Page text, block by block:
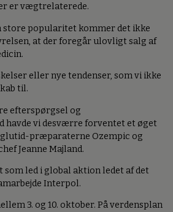
er vægtrelaterede.
store popularitet kommer det ikke
at der foregår ulovligt salg af
eller nye tendenser, som vi ikke
til.
efterspørgsel og
havde vi desværre forventet et øget
præparaterne Ozempic og
Jeanne Majland.
som led i global aktion ledet af det
Interpol.
3. og 10. oktober. På verdensplan